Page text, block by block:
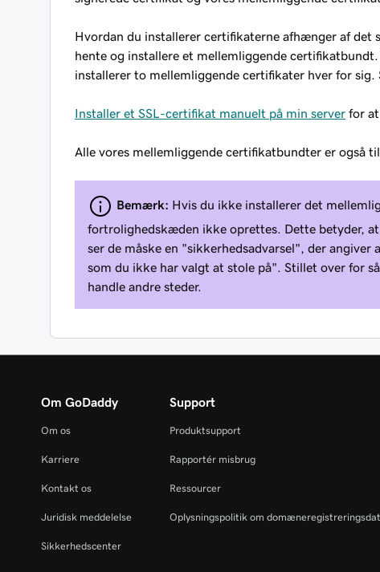
Hvordan du installerer certifikaterne afhænger af det
hente og installere et mellemliggende
installerer to mellemliggende certifikater hver for sig.
Installer et SSL-certifikat manuelt på min server for at
Alle vores mellemliggende certifikatbundter er også
Bemærk: Hvis du ikke installerer det
fortrolighedskæden ikke oprettes. Dette betyder,
ser de måske en "sikkerhedsadvarsel", der
som du ikke har valgt at stole på". Stillet over for
handle andre steder.
Om GoDaddy
Om os
Karriere
Kontakt os
Juridisk meddelelse
Sikkerhedscenter
Support
Produktsupport
Rapportér misbrug
Ressourcer
Oplysningspolitik om